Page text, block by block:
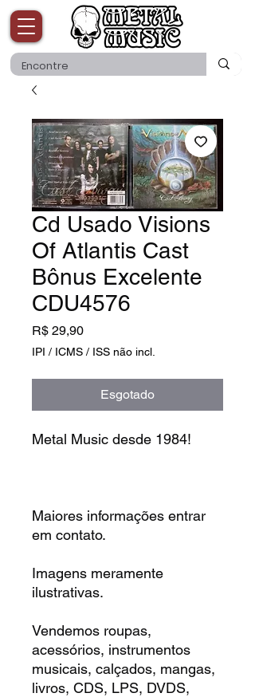
Cd Usado Visions
Of Atlantis Cast
Bônus Excelente
CDU4576
R$ 29,90Preço
IPI / ICMS / ISS não incl.
Esgotado
Metal Music desde 1984!
Maiores informações entrar
em contato.
Imagens meramente
ilustrativas.
Vendemos roupas,
acessórios, instrumentos
musicais, calçados, mangas,
livros, CDS, LPS, DVDS,